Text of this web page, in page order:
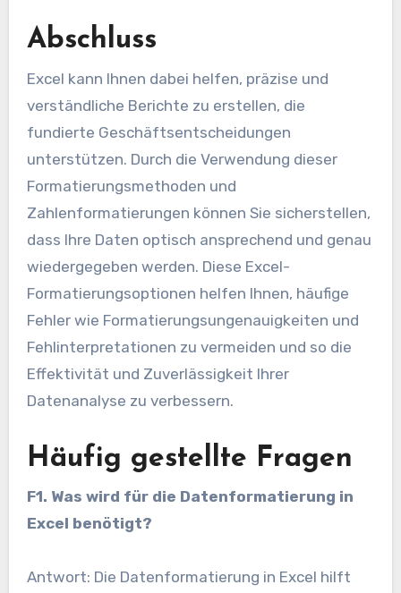
Abschluss
Excel kann Ihnen dabei helfen, präzise und
verständliche Berichte zu erstellen, die
fundierte Geschäftsentscheidungen
unterstützen. Durch die Verwendung dieser
Formatierungsmethoden und
Zahlenformatierungen können Sie sicherstellen,
dass Ihre Daten optisch ansprechend und genau
wiedergegeben werden. Diese Excel-
Formatierungsoptionen helfen Ihnen, häufige
Fehler wie Formatierungsungenauigkeiten und
Fehlinterpretationen zu vermeiden und so die
Effektivität und Zuverlässigkeit Ihrer
Datenanalyse zu verbessern.
Häufig gestellte Fragen
F1. Was wird für die Datenformatierung in
Excel benötigt?
Antwort: Die Datenformatierung in Excel hilft